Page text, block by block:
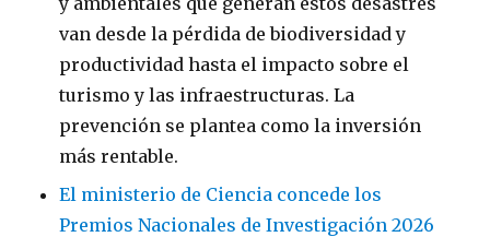
van desde la pérdida de biodiversidad y
productividad hasta el impacto sobre el
turismo y las infraestructuras. La
prevención se plantea como la inversión
más rentable.
El ministerio de Ciencia concede los
Premios Nacionales de Investigación 2026